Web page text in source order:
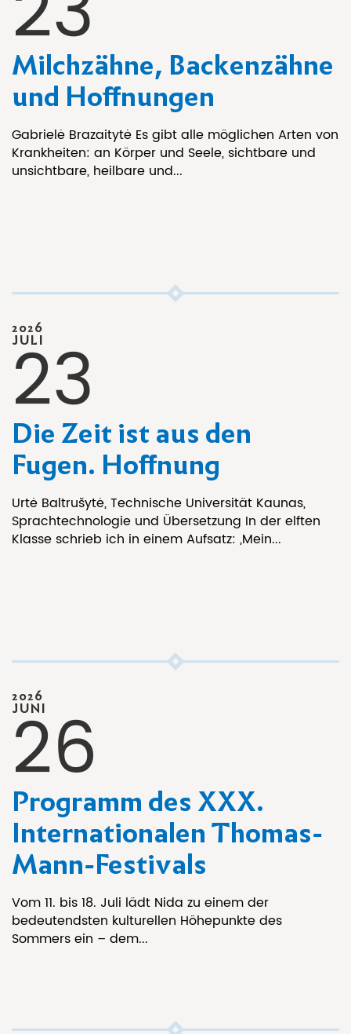
Milchzähne, Backenzähne
und Hoffnungen
Gabrielė Brazaitytė Es gibt alle möglichen Arten von
Krankheiten: an Körper und Seele, sichtbare und
unsichtbare, heilbare und...
Die Zeit ist aus den
Fugen. Hoffnung
Urtė Baltrušytė, Technische Universität Kaunas,
Sprachtechnologie und Übersetzung In der elften
Klasse schrieb ich in einem Aufsatz: „Mein...
2026
JULI
23
Programm des XXX.
Internationalen Thomas-
Mann-Festivals
Vom 11. bis 18. Juli lädt Nida zu einem der
bedeutendsten kulturellen Höhepunkte des
Sommers ein – dem...
2026
JUNI
26